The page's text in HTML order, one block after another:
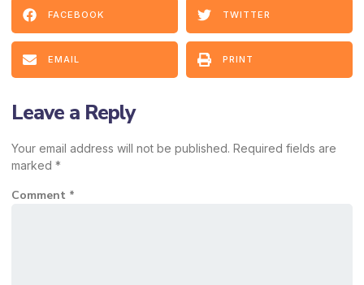
FACEBOOK TWITTER
EMAIL PRINT
Leave a Reply
Your email address will not be published. Required fields are
marked *
Comment *